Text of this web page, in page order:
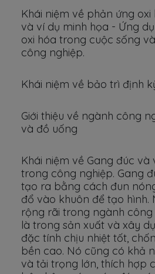
Khái niệm về phản ứng oxi
và ví dụ minh họa - Ứng
oxi hóa trong cuộc sống
công nghiệp.
Khái niệm về bảo trì định
Giới thiệu về ngành công
và đồ uống
Khái niệm về Gang đúc
trong công nghiệp. Gang
tạo ra bằng cách đun
đổ vào khuôn để tạo hình.
rộng rãi trong ngành
là trong sản xuất và xây
đặc tính chịu nhiệt tốt,
bền cao. Nó cũng có khả
và tải trọng lớn, thích hợp